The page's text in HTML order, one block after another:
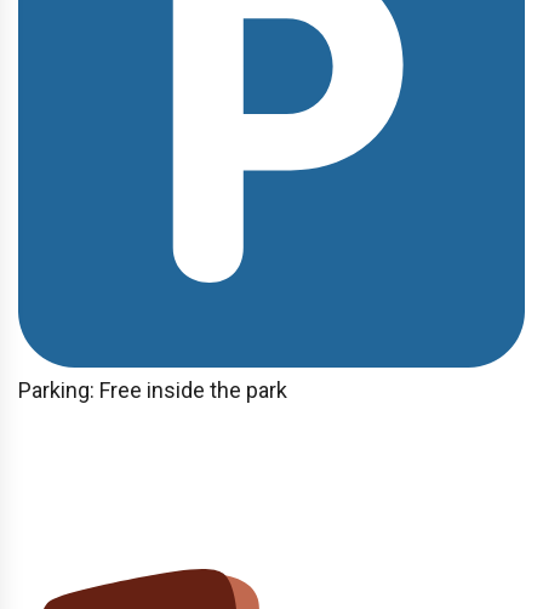
Parking: Free inside the park